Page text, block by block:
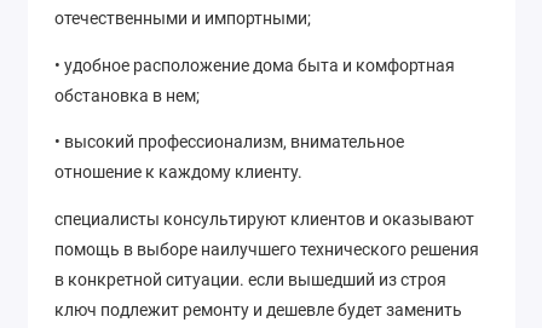
отечественными и импортными;
• удобное расположение дома быта и комфортная
обстановка в нем;
• высокий профессионализм, внимательное
отношение к каждому клиенту.
специалисты консультируют клиентов и оказывают
помощь в выборе наилучшего технического решения
в конкретной ситуации. если вышедший из строя
ключ подлежит ремонту и дешевле будет заменить